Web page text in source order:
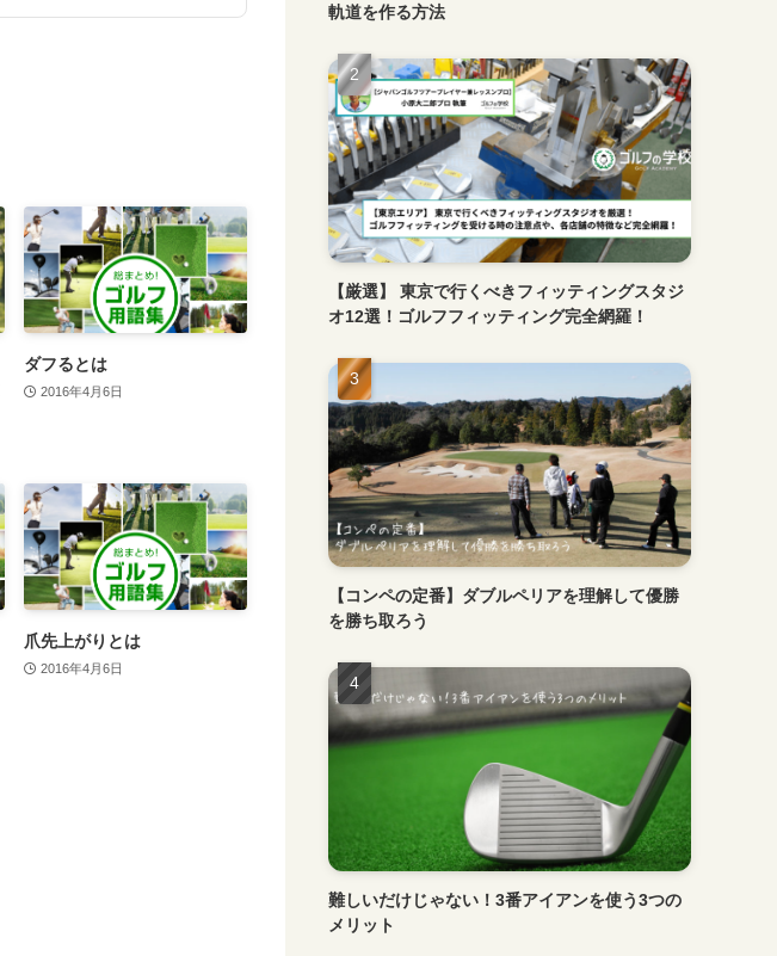
ダフるとは
2016年4月6日
爪先上がりとは
2016年4月6日
軌道を作る方法
【厳選】 東京で行くべきフィッティングスタジ
オ12選！ゴルフフィッティング完全網羅！
【コンペの定番】ダブルペリアを理解して優勝
を勝ち取ろう
難しいだけじゃない！3番アイアンを使う3つの
メリット